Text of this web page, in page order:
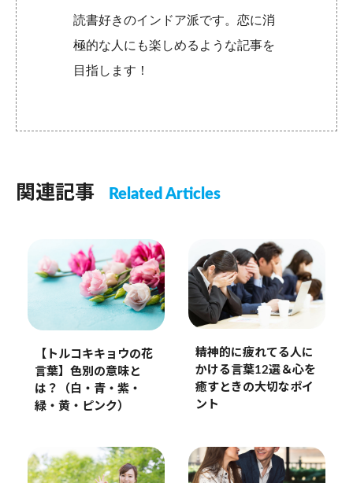
読書好きのインドア派です。恋に消
極的な人にも楽しめるような記事を
目指します！
関連記事 Related Articles
【トルコキキョウの花
言葉】色別の意味と
は？（白・青・紫・
緑・黄・ピンク）
精神的に疲れてる人に
かける言葉12選＆心を
癒すときの大切なポイ
ント